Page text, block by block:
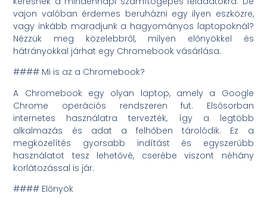
vajon valóban érdemes beruházni egy ilyen eszközre,
vagy inkább maradjunk a hagyományos laptopoknál?
Nézzük meg közelebbről, milyen előnyökkel és
hátrányokkal járhat egy Chromebook vásárlása.
#### Mi is az a Chromebook?
A Chromebook egy olyan laptop, amely a Google
Chrome operációs rendszeren fut. Elsősorban
internetes használatra tervezték, így a legtöbb
alkalmazás és adat a felhőben tárolódik. Ez a
megközelítés gyorsabb indítást és egyszerűbb
használatot tesz lehetővé, cserébe viszont néhány
korlátozással is jár.
#### Előnyök